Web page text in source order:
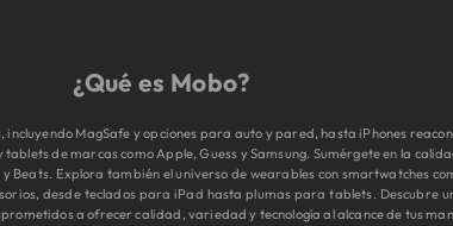
¿Qué es Mobo?
MagSafe y opciones para auto y pared, hasta iPhones
de marcas como Apple, Guess y Samsung. Sumérgete en la
Beats. Explora también el universo de wearables con smartwatches
desde teclados para iPad hasta plumas para tablets. Descubre
a ofrecer calidad, variedad y tecnología al alcance de tus